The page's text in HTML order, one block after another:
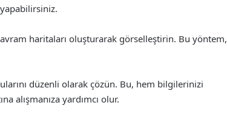
haritaları oluşturarak görselleştirin. Bu yöntem,
düzenli olarak çözün. Bu, hem bilgilerinizi
alışmanıza yardımcı olur.